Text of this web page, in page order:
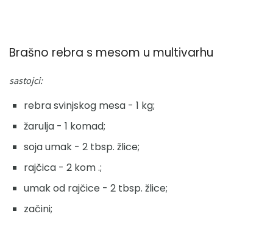
Brašno rebra s mesom u multivarhu
sastojci:
rebra svinjskog mesa - 1 kg;
žarulja - 1 komad;
soja umak - 2 tbsp. žlice;
rajčica - 2 kom .;
umak od rajčice - 2 tbsp. žlice;
začini;